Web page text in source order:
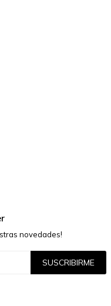
novedades!
SUSCRIBIRME